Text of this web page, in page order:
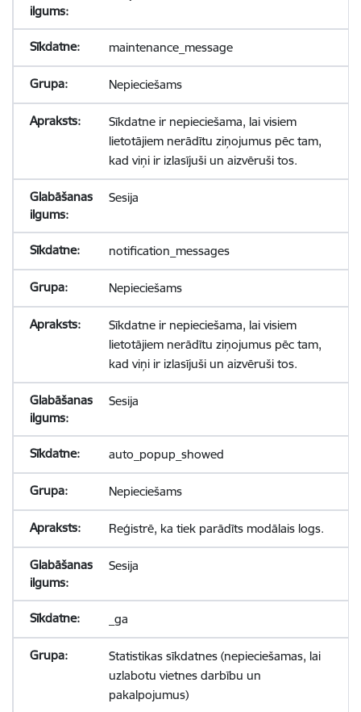
maintenance_message
Nepieciešams
Sīkdatne ir nepieciešama, lai visiem
lietotājiem nerādītu ziņojumus pēc tam,
kad viņi ir izlasījuši un aizvēruši tos.
Sesija
notification_messages
Nepieciešams
Sīkdatne ir nepieciešama, lai visiem
lietotājiem nerādītu ziņojumus pēc tam,
kad viņi ir izlasījuši un aizvēruši tos.
Sesija
auto_popup_showed
Nepieciešams
Reģistrē, ka tiek parādīts modālais logs.
Sesija
_ga
Statistikas sīkdatnes (nepieciešamas, lai
uzlabotu vietnes darbību un
pakalpojumus)